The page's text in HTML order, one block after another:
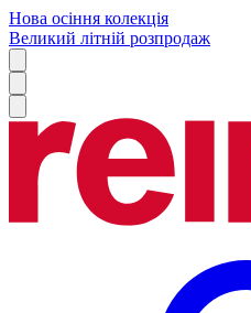
Нова осіння колекція
Великий літній розпродаж